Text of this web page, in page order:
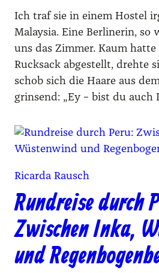
Ich traf sie in einem Hostel
Malaysia. Eine Berlinerin, so
uns das Zimmer. Kaum
Rucksack abgestellt, drehte
schob sich die Haare aus
grinsend: „Ey – bist du auch
Ricarda Rausch
Rundreise durch
Zwischen Inka,
und